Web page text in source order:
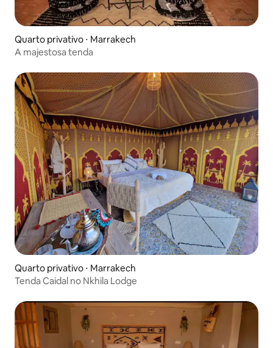
Quarto privativo ⋅ Marrakech
A majestosa tenda
Quarto privativo ⋅ Marrakech
Tenda Caidal no Nkhila Lodge